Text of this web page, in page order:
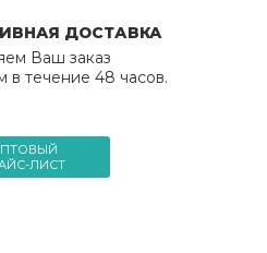
ДОСТАВКА
Ваш заказ
в течение 48 часов.
ЛИСТ